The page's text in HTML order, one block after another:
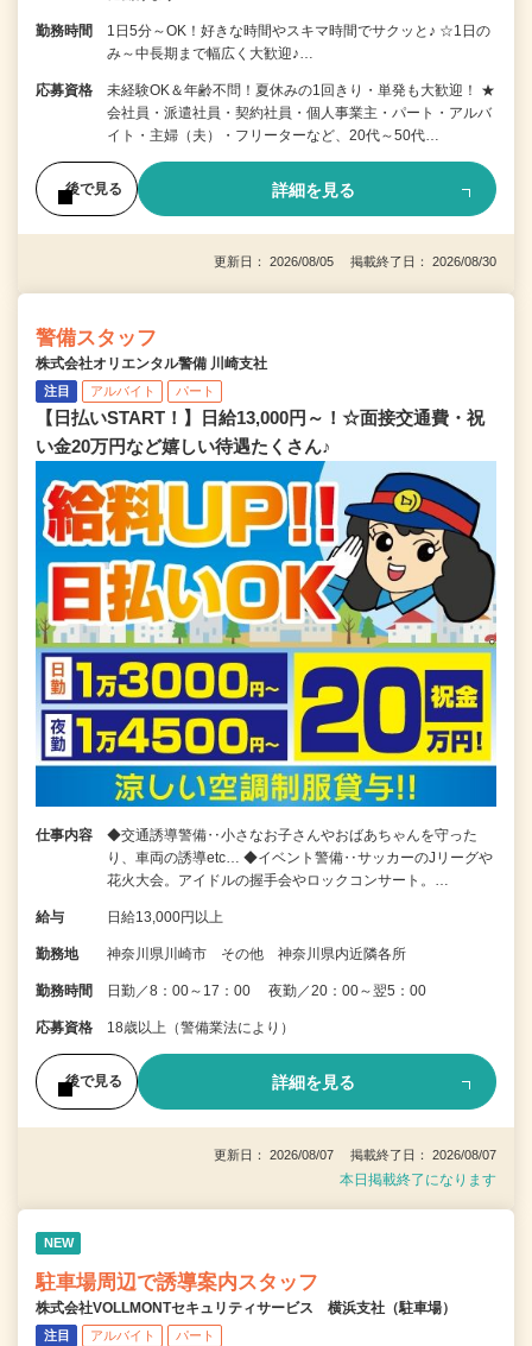
勤務時間
1日5分～OK！好きな時間やスキマ時間でサクッと♪ ☆1日の
み～中長期まで幅広く大歓迎♪…
応募資格
未経験OK＆年齢不問！夏休みの1回きり・単発も大歓迎！ ★
会社員・派遣社員・契約社員・個人事業主・パート・アルバ
イト・主婦（夫）・フリーターなど、20代～50代…
後で見る 詳細を見る
更新日： 2026/08/05 掲載終了日： 2026/08/30
警備スタッフ
株式会社オリエンタル警備 川崎支社
注目 アルバイト パート
【日払いSTART！】日給13,000円～！☆面接交通費・祝
い金20万円など嬉しい待遇たくさん♪
仕事内容
◆交通誘導警備‥小さなお子さんやおばあちゃんを守った
り、車両の誘導etc… ◆イベント警備‥サッカーのJリーグや
花火大会。アイドルの握手会やロックコンサート。…
給与 日給13,000円以上
勤務地 神奈川県川崎市 その他 神奈川県内近隣各所
勤務時間 日勤／8：00～17：00 夜勤／20：00～翌5：00
応募資格 18歳以上（警備業法により）
後で見る 詳細を見る
更新日： 2026/08/07 掲載終了日： 2026/08/07
本日掲載終了になります
NEW
駐車場周辺で誘導案内スタッフ
株式会社VOLLMONTセキュリティサービス 横浜支社（駐車場）
注目 アルバイト パート